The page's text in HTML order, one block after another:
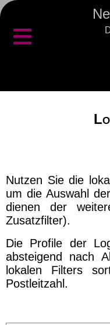
≡
Nutzen Sie die
um die Auswahl
dienen der
Zusatzfilter).
Die Profile der
absteigend nach
lokalen Filters
Postleitzahl.